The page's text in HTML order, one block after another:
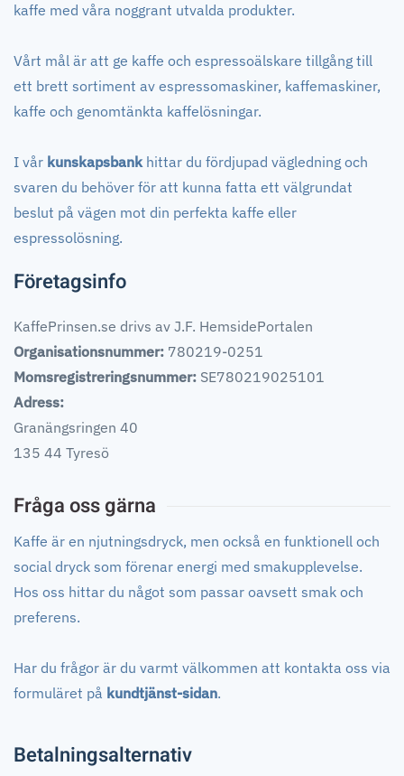
kaffe med våra noggrant utvalda produkter.
Vårt mål är att ge kaffe och espressoälskare tillgång till
ett brett sortiment av espressomaskiner, kaffemaskiner,
kaffe och genomtänkta kaffelösningar.
I vår kunskapsbankhittar du fördjupad vägledning och
svaren du behöver för att kunna fatta ett välgrundat
beslut på vägen mot din perfekta kaffe eller
espressolösning.
Företagsinfo
KaffePrinsen.se drivs av J.F. HemsidePortalen
Organisationsnummer: 780219-0251
Momsregistreringsnummer: SE780219025101
Adress:
Granängsringen 40
135 44 Tyresö
Fråga oss gärna
Kaffe är en njutningsdryck, men också en funktionell och
social dryck som förenar energi med smakupplevelse.
Hos oss hittar du något som passar oavsett smak och
preferens.
Har du frågor är du varmt välkommen att kontakta oss via
formuläret på kundtjänst-sidan.
Betalningsalternativ